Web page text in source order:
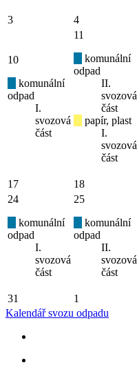
3 4
10
komunální
odpad
I.
svozová
část
11
komunální
odpad
II.
svozová
část
papír, plast
I.
svozová
část
17 18
24
komunální
odpad
I.
svozová
část
25
komunální
odpad
II.
svozová
část
31 1
Kalendář svozu odpadu